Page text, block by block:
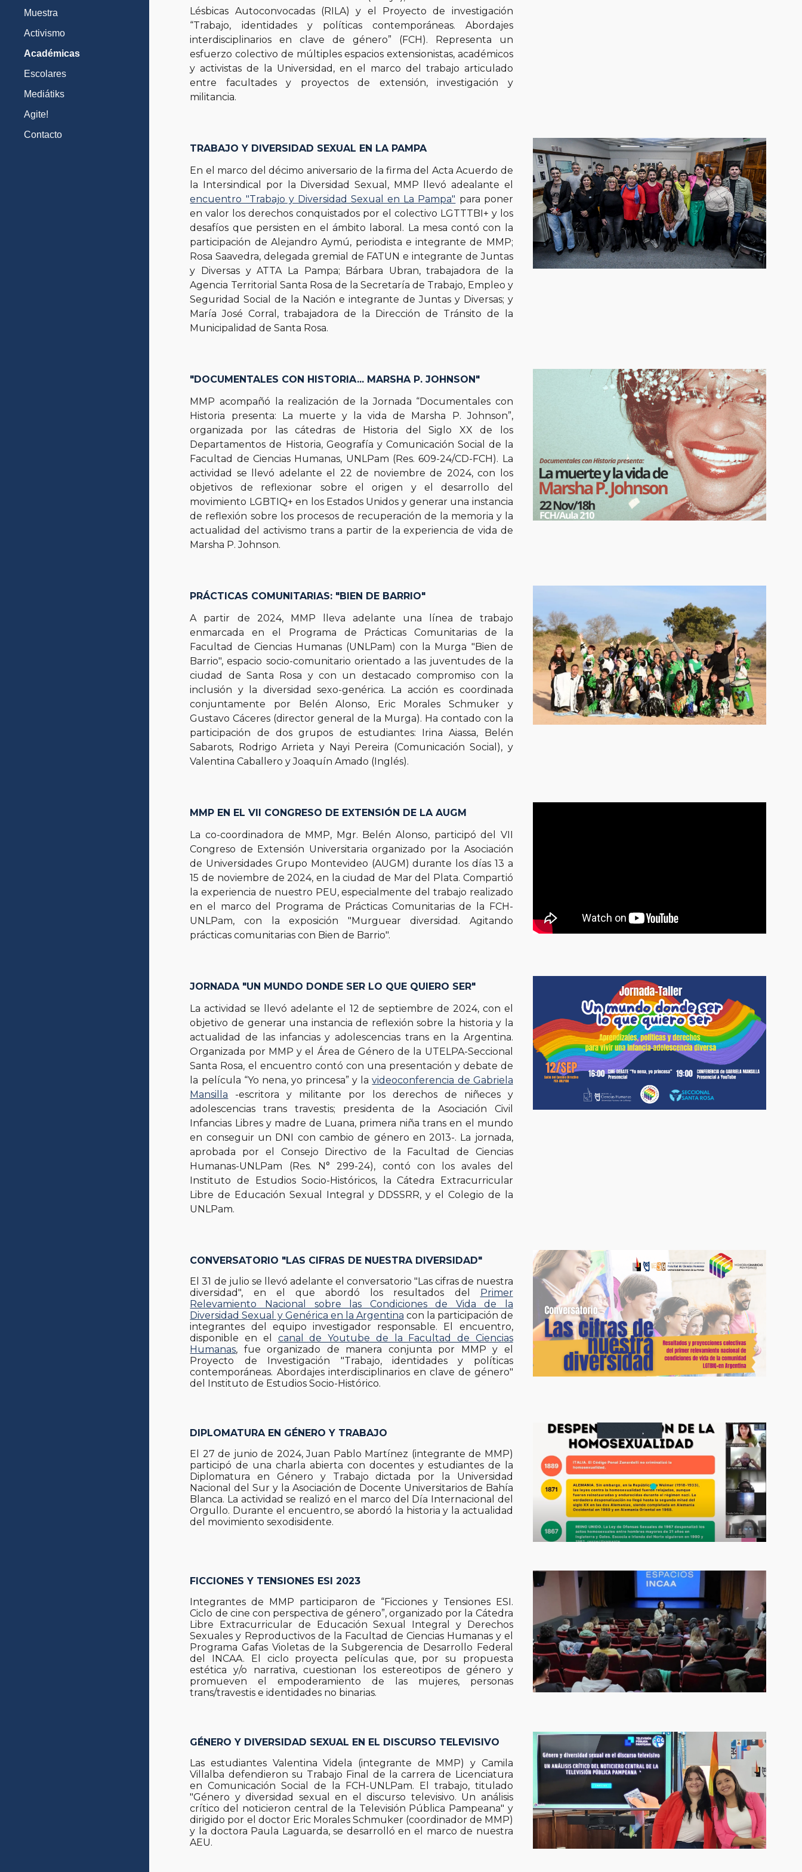
Muestra
Activismo
Académicas
Escolares
Mediátiks
Agite!
Contacto
Lésbicas Autoconvocadas (RILA) y el Proyecto de investigación
“Trabajo, identidades y políticas contemporáneas. Abordajes
interdisciplinarios en clave de género” (FCH). Representa un
esfuerzo colectivo de múltiples espacios extensionistas, académicos
y activistas de la Universidad, en el marco del trabajo articulado
entre facultades y proyectos de extensión, investigación y
militancia.
TRABAJO Y DIVERSIDAD SEXUAL EN LA PAMPA
En el marco del décimo aniversario de la firma del Acta Acuerdo de
la Intersindical por la Diversidad Sexual, MMP llevó adealante el
encuentro "Trabajo y Diversidad Sexual en La Pampa" para poner
en valor los derechos conquistados por el colectivo LGTTTBI+ y los
desafíos que persisten en el ámbito laboral. La mesa contó con la
participación de Alejandro Aymú, periodista e integrante de MMP;
Rosa Saavedra, delegada gremial de FATUN e integrante de Juntas
y Diversas y ATTA La Pampa; Bárbara Ubran, trabajadora de la
Agencia Territorial Santa Rosa de la Secretaría de Trabajo, Empleo y
Seguridad Social de la Nación e integrante de Juntas y Diversas; y
María José Corral, trabajadora de la Dirección de Tránsito de la
Municipalidad de Santa Rosa.
"DOCUMENTALES CON HISTORIA... MARSHA P. JOHNSON"
MMP acompañó la realización de la Jornada “Documentales con
Historia presenta: La muerte y la vida de Marsha P. Johnson”,
organizada por las cátedras de Historia del Siglo XX de los
Departamentos de Historia, Geografía y Comunicación Social de la
Facultad de Ciencias Humanas, UNLPam (Res. 609-24/CD-FCH). La
actividad se llevó adelante el 22 de noviembre de 2024, con los
objetivos de reflexionar sobre el origen y el desarrollo del
movimiento LGBTIQ+ en los Estados Unidos y generar una instancia
de reflexión sobre los procesos de recuperación de la memoria y la
actualidad del activismo trans a partir de la experiencia de vida de
Marsha P. Johnson.
PRÁCTICAS COMUNITARIAS: "BIEN DE BARRIO"
A partir de 2024, MMP lleva adelante una línea de trabajo
enmarcada en el Programa de Prácticas Comunitarias de la
Facultad de Ciencias Humanas (UNLPam) con la Murga "Bien de
Barrio", espacio socio-comunitario orientado a las juventudes de la
ciudad de Santa Rosa y con un destacado compromiso con la
inclusión y la diversidad sexo-genérica. La acción es coordinada
conjuntamente por Belén Alonso, Eric Morales Schmuker y
Gustavo Cáceres (director general de la Murga). Ha contado con la
participación de dos grupos de estudiantes: Irina Aiassa, Belén
Sabarots, Rodrigo Arrieta y Nayi Pereira (Comunicación Social), y
Valentina Caballero y Joaquín Amado (Inglés).
MMP EN EL VII CONGRESO DE EXTENSIÓN DE LA AUGM
La co-coordinadora de MMP, Mgr. Belén Alonso, participó del VII
Congreso de Extensión Universitariaorganizado por la Asociación
de Universidades Grupo Montevideo (AUGM)durante los días 13 a
15 de noviembre de 2024, en la ciudad de Mar del Plata. Compartió
la experiencia de nuestro PEU, especialmente del trabajo realizado
en el marco del Programa de Prácticas Comunitarias de la FCH-
UNLPam, con la exposición "Murguear diversidad. Agitando
prácticas comunitarias con Bien de Barrio".
JORNADA "UN MUNDO DONDE SER LO QUE QUIERO SER"
La actividad se llevó adelante el 12 de septiembre de 2024, con el
objetivo de generar una instancia de reflexión sobre la historia y la
actualidad de las infancias y adolescencias trans en la Argentina.
Organizada por MMP y el Área de Género de la UTELPA-Seccional
Santa Rosa, el encuentro contó con una presentación y debate de
la película “Yo nena, yo princesa” y lavideoconferencia de Gabriela
Mansilla -escritora y militante por los derechos de niñeces y
adolescencias trans travestis; presidenta de la Asociación Civil
Infancias Libres y madre de Luana, primera niña trans en el mundo
en conseguir un DNI con cambio de género en 2013-. La jornada,
aprobada por el Consejo Directivo de la Facultad de Ciencias
Humanas-UNLPam (Res. N° 299-24), contó con los avales del
Instituto de Estudios Socio-Históricos, la Cátedra Extracurricular
Libre de Educación Sexual Integral y DDSSRR, y el Colegio de la
UNLPam.
CONVERSATORIO "LAS CIFRAS DE NUESTRA DIVERSIDAD"
El 31 de julio se llevó adelante e l conversatorio "Las cifras de nuestra
diversidad", en el que abordó los resultados del Primer
Relevamiento Nacional sobre las Condiciones de Vida de la
Diversidad Sexual y Genérica en la Argentina con la participación de
integrantes del equipo investigador responsable. El encuentro,
disponible en el canal de Youtube de la Facultad de Ciencias
Humanas, fue organizado de manera conjunta por MMP y el
Proyecto de Investigación "Trabajo, identidades y políticas
contemporáneas. Abordajes interdisciplinarios en clave de género"
del Instituto de Estudios Socio-Histórico.
DIPLOMATURA EN GÉNERO Y TRABAJO
El 27 de junio de 2024, Juan Pablo Martínez (integrante de MMP)
participó de una charla abierta con docentes y estudiantes de la
Diplomatura en Género y Trabajo dictada por la Universidad
Nacional del Sur y la Asociación de Docente Universitarios de Bahía
Blanca. La actividad se realizó en el marco del Día Internacional del
Orgullo. Durante el encuentro, se abordó la historia y la actualidad
del movimiento sexodisidente.
FICCIONES Y TENSIONES ESI 2023
Integrantes de MMP participaron de “Ficciones y Tensiones ESI.
Ciclo de cine con perspectiva de género”, organizado por la Cátedra
Libre Extracurricular de Educación Sexual Integral y Derechos
Sexuales y Reproductivos de la Facultad de Ciencias Humanas y el
Programa Gafas Violetas de la Subgerencia de Desarrollo Federal
del INCAA. El ciclo proyecta películas que, por su propuesta
estética y/o narrativa, cuestionan los estereotipos de género y
promueven el empoderamiento de las mujeres, personas
trans/travestis e identidades no binarias.
GÉNERO Y DIVERSIDAD SEXUAL EN EL DISCURSO TELEVISIVO
Las estudiantes Valentina Videla (integrante de MMP) y Camila
Villalba defendieron su Trabajo Final de la carrera de Licenciatura
en Comunicación Social de la FCH-UNLPam. El trabajo, titulado
"Género y diversidad sexual en el discurso televisivo. Un análisis
crítico del noticieron central de la Televisión Pública Pampeana" y
dirigido por el doctor Eric Morales Schmuker (coordinador de MMP)
y la doctora Paula Laguarda, se desarrolló en el marco de nuestra
AEU.